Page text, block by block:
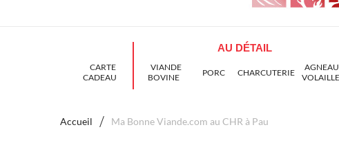
CARTE
CADEAU
AU DÉTAIL
VIANDE
BOVINE
PORC CHARCUTERIE
Accueil Ma Bonne Viande.com au CHR à Pau